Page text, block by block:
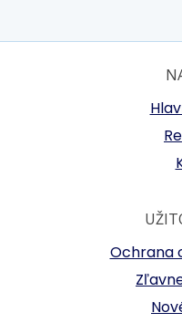
Ochrana